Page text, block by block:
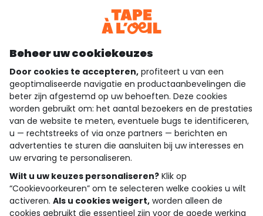
Download onze applicatie
Ontdek onze applicatie
wie zijn we?
hulp nodig
loyalty club
onze catalogus
Beheer uw cookiekeuzes
Door cookies te accepteren, profiteert u van een
geoptimaliseerde navigatie en productaanbevelingen die
beter zijn afgestemd op uw behoeften. Deze cookies
worden gebruikt om: het aantal bezoekers en de prestaties
van de website te meten, eventuele bugs te identificeren,
u — rechtstreeks of via onze partners — berichten en
advertenties te sturen die aansluiten bij uw interesses en
uw ervaring te personaliseren.
Wilt u uw keuzes personaliseren? Klik op
“Cookievoorkeuren” om te selecteren welke cookies u wilt
activeren. Als u cookies weigert, worden alleen de
cookies gebruikt die essentieel zijn voor de goede werking